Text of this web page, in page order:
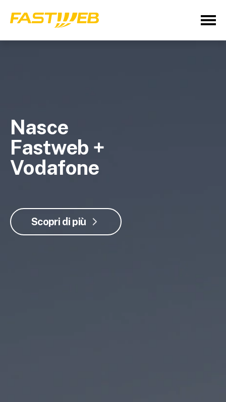
Nasce
Fastweb +
Vodafone
Scopri di più